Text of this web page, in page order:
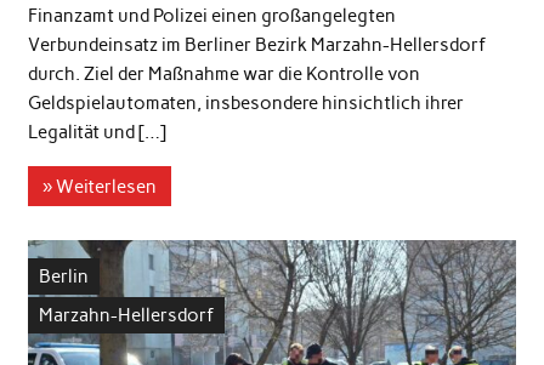
Finanzamt und Polizei einen großangelegten
Verbundeinsatz im Berliner Bezirk Marzahn-Hellersdorf
durch. Ziel der Maßnahme war die Kontrolle von
Geldspielautomaten, insbesondere hinsichtlich ihrer
Legalität und […]
» Weiterlesen
Berlin
Marzahn-Hellersdorf